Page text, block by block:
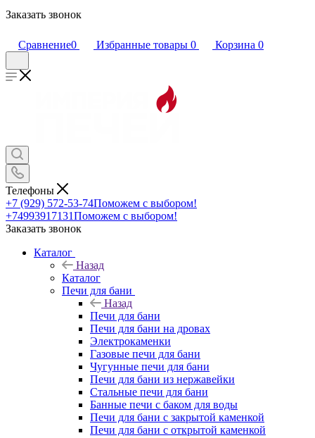
Заказать звонок
Сравнение0 Избранные товары 0 Корзина 0
Телефоны
+7 (929) 572-53-74Поможем с выбором!
+74993917131Поможем с выбором!
Заказать звонок
Каталог
Назад
Каталог
Печи для бани
Назад
Печи для бани
Печи для бани на дровах
Электрокаменки
Газовые печи для бани
Чугунные печи для бани
Печи для бани из нержавейки
Стальные печи для бани
Банные печи с баком для воды
Печи для бани с закрытой каменкой
Печи для бани с открытой каменкой